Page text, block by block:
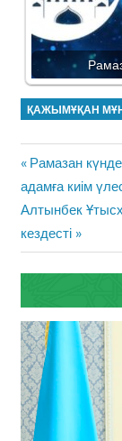
ҚАЖЫМҰҚАН
Жазба
навигациясы
Previous
Post:
Рамазан
адамға киім
Next
Post:
Алтынбек
кездесті